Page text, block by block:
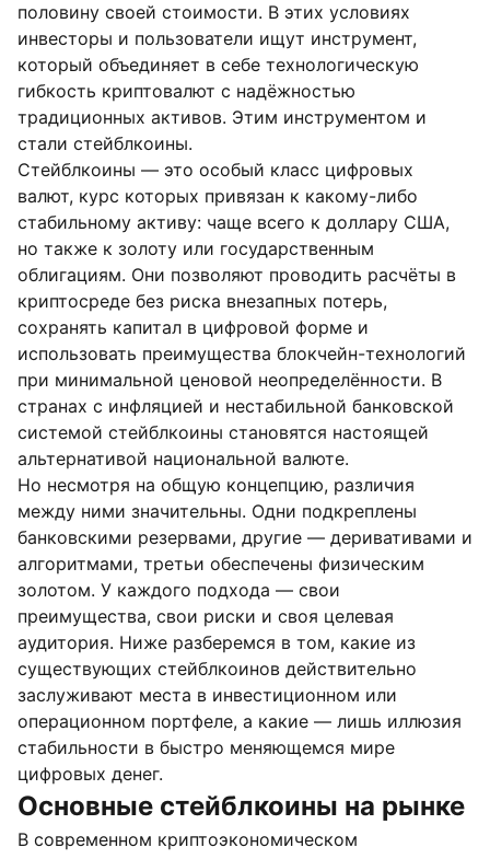
половину своей стоимости. В этих условиях
инвесторы и пользователи ищут инструмент,
который объединяет в себе технологическую
гибкость криптовалют с надёжностью
традиционных активов. Этим инструментом и
стали стейблкоины.
Стейблкоины — это особый класс цифровых
валют, курс которых привязан к какому-либо
стабильному активу: чаще всего к доллару США,
но также к золоту или государственным
облигациям. Они позволяют проводить расчёты в
криптосреде без риска внезапных потерь,
сохранять капитал в цифровой форме и
использовать преимущества блокчейн-технологий
при минимальной ценовой неопределённости. В
странах с инфляцией и нестабильной банковской
системой стейблкоины становятся настоящей
альтернативой национальной валюте.
Но несмотря на общую концепцию, различия
между ними значительны. Одни подкреплены
банковскими резервами, другие — деривативами и
алгоритмами, третьи обеспечены физическим
золотом. У каждого подхода — свои
преимущества, свои риски и своя целевая
аудитория. Ниже разберемся в том, какие из
существующих стейблкоинов действительно
заслуживают места в инвестиционном или
операционном портфеле, а какие — лишь иллюзия
стабильности в быстро меняющемся мире
цифровых денег.
Основные стейблкоины на рынке
В современном криптоэкономическом